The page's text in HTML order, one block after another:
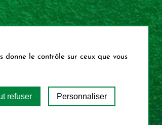
donne le contrôle sur ceux que vous
refuser Personnaliser